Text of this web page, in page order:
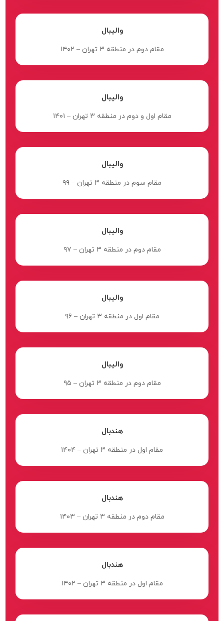
والیبال
مقام دوم در منطقه ۳ تهران – ۱۴۰۲
والیبال
مقام اول و دوم در منطقه ۳ تهران – ۱۴۰۱
والیبال
مقام سوم در منطقه ۳ تهران – ۹۹
والیبال
مقام دوم در منطقه ۳ تهران – ۹۷
والیبال
مقام اول در منطقه ۳ تهران – ۹۶
والیبال
مقام دوم در منطقه ۳ تهران – ۹۵
هندبال
مقام اول در منطقه ۳ تهران – ۱۴۰۴
هندبال
مقام دوم در منطقه ۳ تهران – ۱۴۰۳
هندبال
مقام اول در منطقه ۳ تهران – ۱۴۰۲